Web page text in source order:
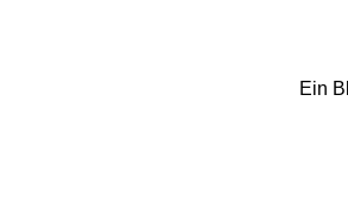
Ein